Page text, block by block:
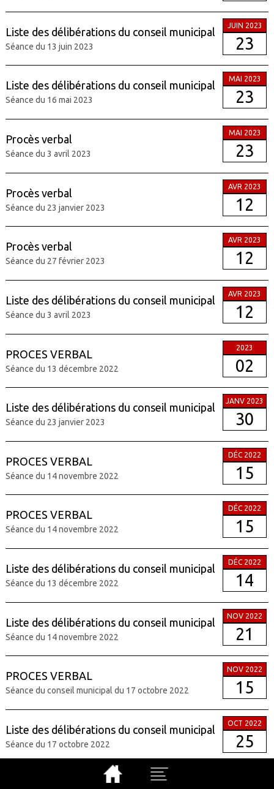
Liste des délibérations du conseil municipal
Séance du 13 juin 2023
JUIN 2023
23
Liste des délibérations du conseil municipal
Séance du 16 mai 2023
MAI 2023
23
Procès verbal
Séance du 3 avril 2023
MAI 2023
23
Procès verbal
Séance du 23 janvier 2023
AVR 2023
12
Procès verbal
Séance du 27 février 2023
AVR 2023
12
Liste des délibérations du conseil municipal
Séance du 3 avril 2023
AVR 2023
12
PROCES VERBAL
Séance du 13 décembre 2022
2023
02
Liste des délibérations du conseil municipal
Séance du 23 janvier 2023
JANV 2023
30
PROCES VERBAL
Séance du 14 novembre 2022
DÉC 2022
15
PROCES VERBAL
Séance du 14 novembre 2022
DÉC 2022
15
Liste des délibérations du conseil municipal
Séance du 13 décembre 2022
DÉC 2022
14
Liste des délibérations du conseil municipal
Séance du 14 novembre 2022
NOV 2022
21
PROCES VERBAL
Séance du conseil municipal du 17 octobre 2022
NOV 2022
15
Liste des délibérations du conseil municipal
Séance du 17 octobre 2022
OCT 2022
25
Procès-Verbal de la séance du conseil